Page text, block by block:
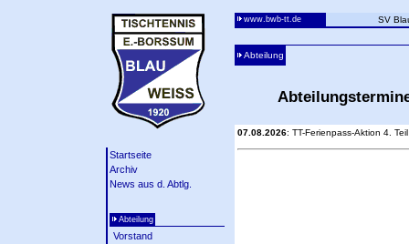
Startseite
Archiv
News aus d. Abtlg.
Abteilung
Vorstand
www.bwb-tt.de SV
Abteilung
07.08.2026: TT-Ferienpass-Aktion 4. Teil